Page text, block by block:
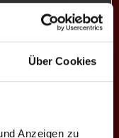
Über Cookies
Anzeigen zu
ALLSTARS
8
BODENSEE